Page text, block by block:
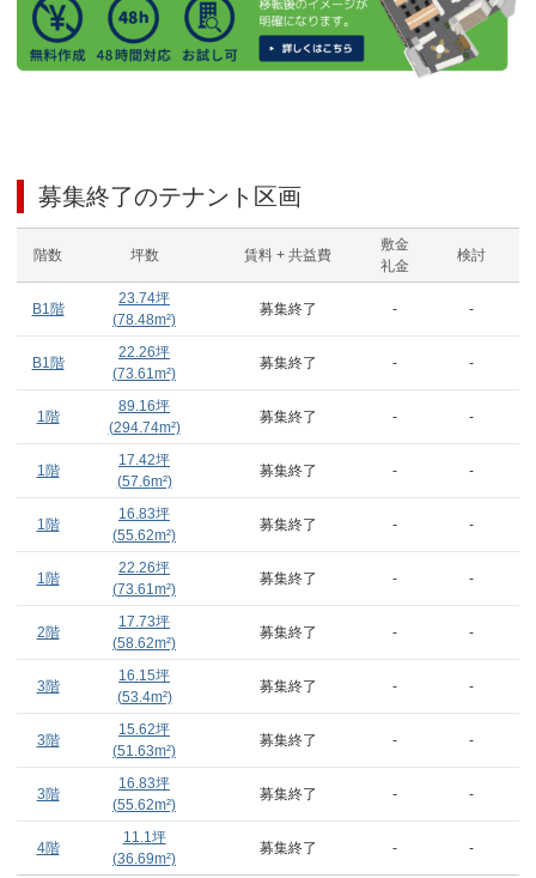
募集終了のテナント区画
階数 坪数 賃料 + 共益費
敷金
礼金
検討
B1階
23.74坪
(78.48m²)
募集終了 - -
B1階
22.26坪
(73.61m²)
募集終了 - -
1階
89.16坪
(294.74m²)
募集終了 - -
1階
17.42坪
(57.6m²)
募集終了 - -
1階
16.83坪
(55.62m²)
募集終了 - -
1階
22.26坪
(73.61m²)
募集終了 - -
2階
17.73坪
(58.62m²)
募集終了 - -
3階
16.15坪
(53.4m²)
募集終了 - -
3階
15.62坪
(51.63m²)
募集終了 - -
3階
16.83坪
(55.62m²)
募集終了 - -
4階
11.1坪
(36.69m²)
募集終了 - -